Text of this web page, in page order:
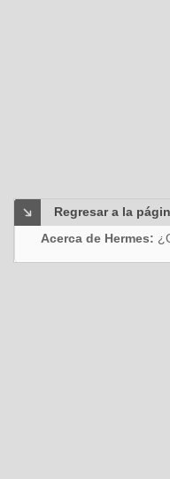
Regresar a la
Acerca de Hermes: